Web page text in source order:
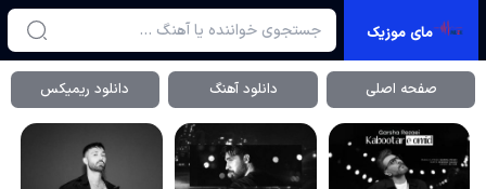
مای موزیک
صفحه اصلی دانلود آهنگ دانلود ریمیکس